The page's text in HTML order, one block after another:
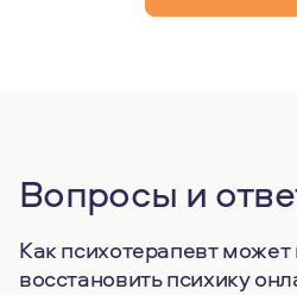
Вопросы и
Как психотерапевт
восстановить психику